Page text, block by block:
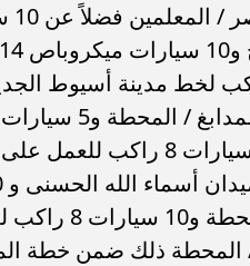
سيارات ميكروباص
الجديدة "داخلي" كما يتم التقديم
على خط
المحطة ذلك ضمن خطة